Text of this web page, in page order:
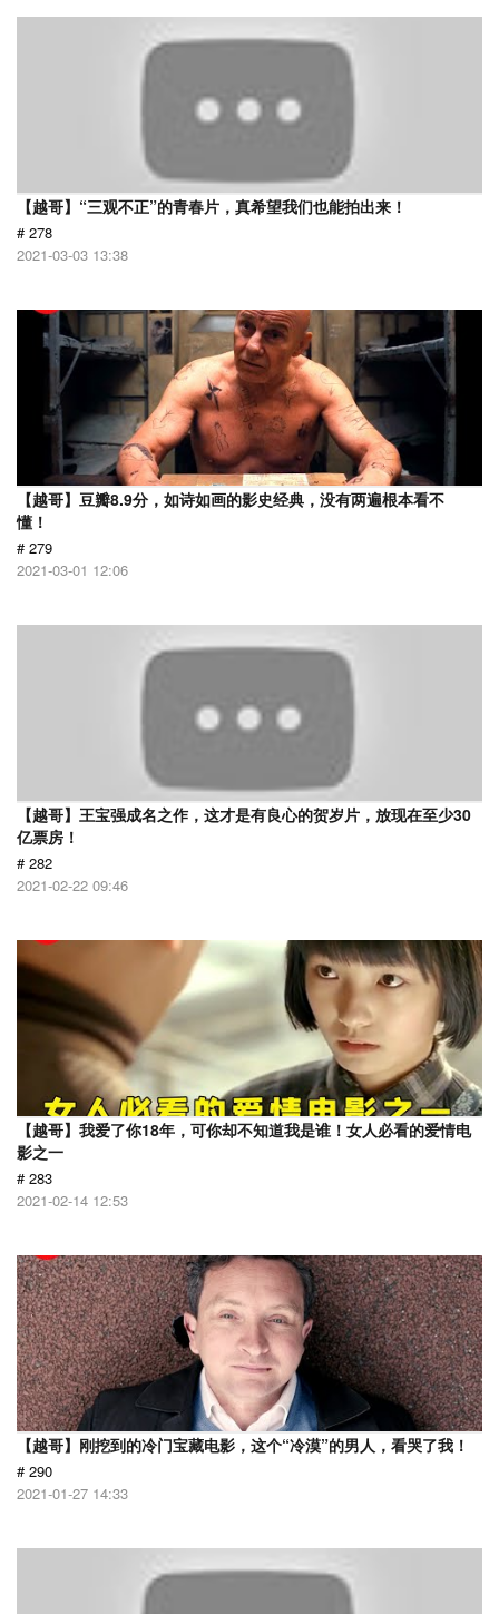
【越哥】“三观不正”的青春片，真希望我们也能拍出来！
# 278
2021-03-03 13:38
【越哥】豆瓣8.9分，如诗如画的影史经典，没有两遍根本看不
懂！
# 279
2021-03-01 12:06
【越哥】王宝强成名之作，这才是有良心的贺岁片，放现在至少30
亿票房！
# 282
2021-02-22 09:46
【越哥】我爱了你18年，可你却不知道我是谁！女人必看的爱情电
影之一
# 283
2021-02-14 12:53
【越哥】刚挖到的冷门宝藏电影，这个“冷漠”的男人，看哭了我！
# 290
2021-01-27 14:33